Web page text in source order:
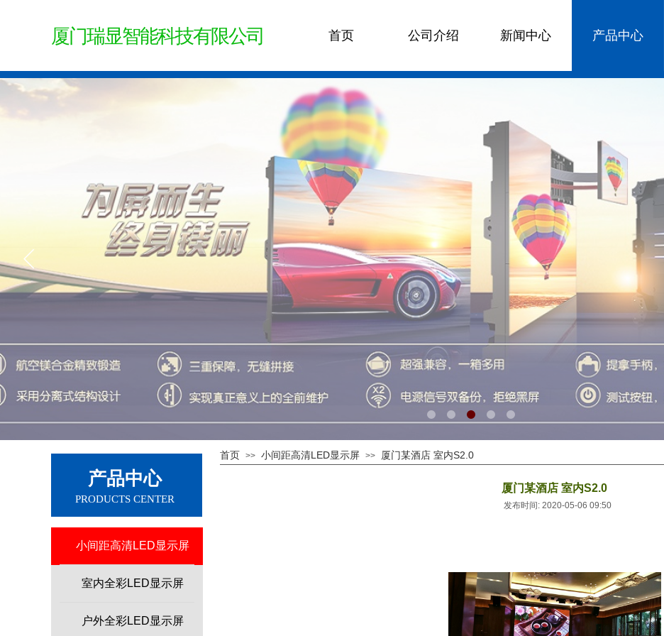
首页 公司介绍 新闻中心 产品中心
厦门瑞显智能科技有限公司
首页 >> 小间距高清LED显示屏 >> 厦门某酒店 室内S2.0
产品中心
PRODUCTS CENTER
厦门某酒店 室内S2.0
发布时间: 2020-05-06 09:50
小间距高清LED显示屏
室内全彩LED显示屏
户外全彩LED显示屏